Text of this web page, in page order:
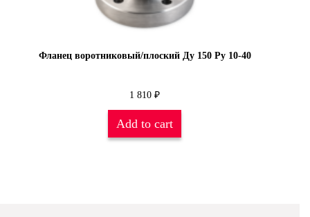
Фланец воротниковый/плоский Ду 150 Py 10-40
1 810 ₽
Add to cart